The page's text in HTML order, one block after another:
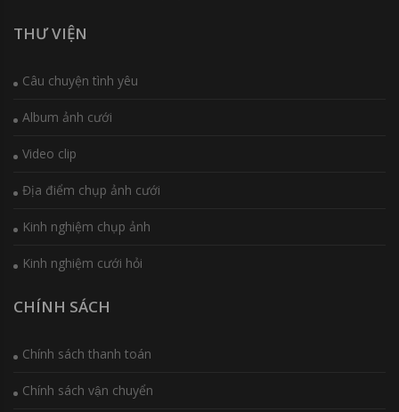
THƯ VIỆN
Câu chuyện tình yêu
Album ảnh cưới
Video clip
Địa điểm chụp ảnh cưới
Kinh nghiệm chụp ảnh
Kinh nghiệm cưới hỏi
CHÍNH SÁCH
Chính sách thanh toán
Chính sách vận chuyển